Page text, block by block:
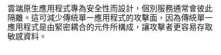
雲端原生應用程式專為安全性而設計，個別服務通常會彼此
隔離。這可減少傳統單一應用程式的攻擊面，因為傳統單一
應用程式是由緊密耦合的元件所構成，讓攻擊者更容易存取
敏感資料。